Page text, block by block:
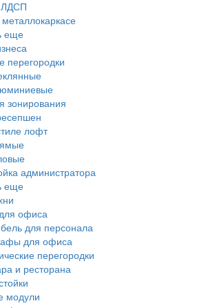
ЛДСП
еще
зонирования
лофт
администратора
еще
офиса
для персонала
для офиса
перегородки
и ресторана
модули